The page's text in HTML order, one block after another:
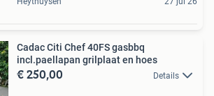
Cadac Citi Chef 40FS gasbbq
incl.paellapan grilplaat en hoes
€ 250,00 Details